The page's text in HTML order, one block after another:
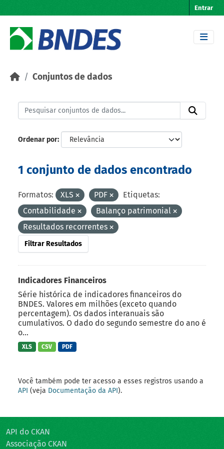
Entrar
Conjuntos de dados
Ordenar por
1 conjunto de dados encontrado
Formatos: XLS PDF
Etiquetas:
Contabilidade
Balanço patrimonial
Resultados recorrentes
Filtrar Resultados
Indicadores Financeiros
Série histórica de indicadores financeiros do
BNDES. Valores em milhões (exceto quando
percentagem). Os dados interanuais são
cumulativos. O dado do segundo semestre do ano é
o...
XLS CSV PDF
Você também pode ter acesso a esses registros usando a
API (veja Documentação da API).
API do CKAN
Associação CKAN